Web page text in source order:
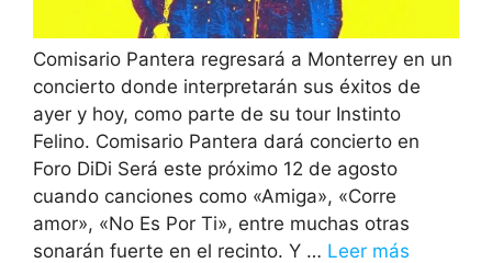
Comisario Pantera regresará a Monterrey en un
concierto donde interpretarán sus éxitos de
ayer y hoy, como parte de su tour Instinto
Felino. Comisario Pantera dará concierto en
Foro DiDi Será este próximo 12 de agosto
cuando canciones como «Amiga», «Corre
amor», «No Es Por Ti», entre muchas otras
sonarán fuerte en el recinto. Y … Leer más